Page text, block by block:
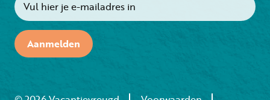
Aanmelden